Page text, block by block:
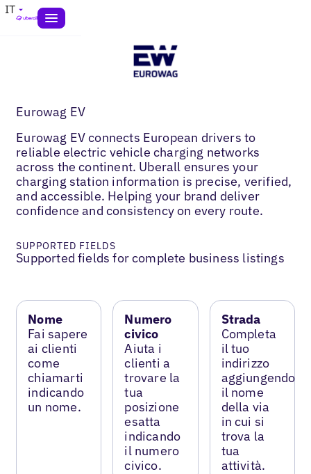
IT
Eurowag EV
Eurowag EV connects European drivers to
reliable electric vehicle charging networks
across the continent. Uberall ensures your
charging station information is precise, verified,
and accessible. Helping your brand deliver
confidence and consistency on every route.
SUPPORTED FIELDS
Supported fields for complete business listings
Nome
Fai sapere
ai clienti
come
chiamarti
indicando
un nome.
Numero
civico
Aiuta i
clienti a
trovare la
tua
posizione
esatta
indicando
il numero
civico.
Strada
Completa
il tuo
indirizzo
aggiungendo
il nome
della via
in cui si
trova la
tua
attività.